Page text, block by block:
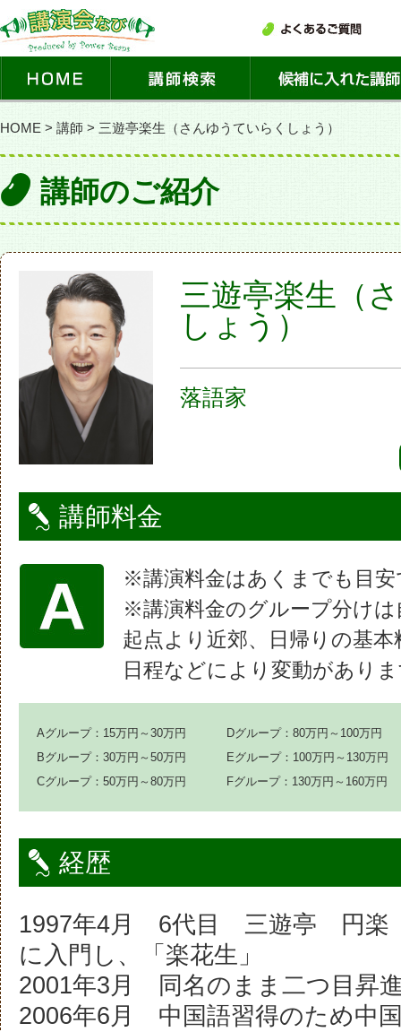
HOME > 講師 > 三遊亭楽生（さんゆうていらくしょう）
講師のご紹介
三遊亭楽生（
しょう）
落語家
講師料金
※講演料金はあくまでも目安
※講演料金のグループ分けは
起点より近郊、日帰りの基本
日程などにより変動があり
Aグループ：15万円～30万円
Bグループ：30万円～50万円
Cグループ：50万円～80万円
Dグループ：80万円～100万円
Eグループ：100万円～130万円
Fグループ：130万円～160万円
経歴
1997年4月 6代目 三遊亭 円楽
に入門し、「楽花生」
2001年3月 同名のまま二つ目昇
2006年6月 中国語習得のため中